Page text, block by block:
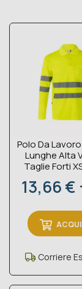
Polo Da
Lunghe Alta
Taglie Forti
Prezzo
13,66 €
Corriere